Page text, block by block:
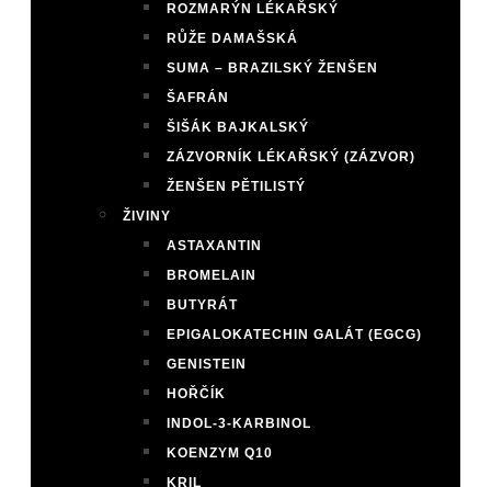
ROZMARÝN LÉKAŘSKÝ
RŮŽE DAMAŠSKÁ
SUMA – BRAZILSKÝ ŽENŠEN
ŠAFRÁN
ŠIŠÁK BAJKALSKÝ
ZÁZVORNÍK LÉKAŘSKÝ (ZÁZVOR)
ŽENŠEN PĚTILISTÝ
ŽIVINY
ASTAXANTIN
BROMELAIN
BUTYRÁT
EPIGALOKATECHIN GALÁT (EGCG)
GENISTEIN
HOŘČÍK
INDOL-3-KARBINOL
KOENZYM Q10
KRIL